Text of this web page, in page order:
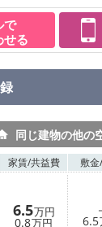
で
せる
同じ建物の他の
家賃/共益費 敷金/
6.5万円
0.8万円 6.5